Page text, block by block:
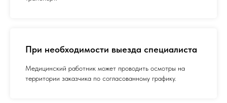
При необходимости выезда специалиста
Медицинский работник может проводить осмотры на
территории заказчика по согласованному графику.